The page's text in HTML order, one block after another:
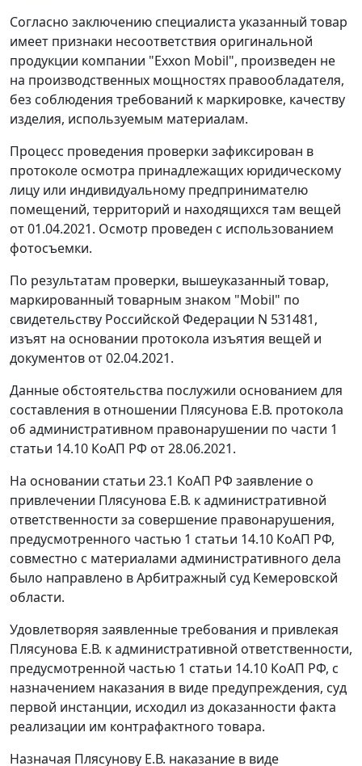
Согласно заключению специалиста указанный товар
имеет признаки несоответствия оригинальной
продукции компании "Exxon Mobil", произведен не
на производственных мощностях правообладателя,
без соблюдения требований к маркировке, качеству
изделия, используемым материалам.
Процесс проведения проверки зафиксирован в
протоколе осмотра принадлежащих юридическому
лицу или индивидуальному предпринимателю
помещений, территорий и находящихся там вещей
от 01.04.2021. Осмотр проведен с использованием
фотосъемки.
По результатам проверки, вышеуказанный товар,
маркированный товарным знаком "Mobil" по
свидетельству Российской Федерации N 531481,
изъят на основании протокола изъятия вещей и
документов от 02.04.2021.
Данные обстоятельства послужили основанием для
составления в отношении Плясунова Е.В. протокола
об административном правонарушении по части 1
статьи 14.10 КоАП РФ от 28.06.2021.
На основании статьи 23.1 КоАП РФ заявление о
привлечении Плясунова Е.В. к административной
ответственности за совершение правонарушения,
предусмотренного частью 1 статьи 14.10 КоАП РФ,
совместно с материалами административного дела
было направлено в Арбитражный суд Кемеровской
области.
Удовлетворяя заявленные требования и привлекая
Плясунова Е.В. к административной ответственности,
предусмотренной частью 1 статьи 14.10 КоАП РФ, с
назначением наказания в виде предупреждения, суд
первой инстанции, исходил из доказанности факта
реализации им контрафактного товара.
Назначая Плясунову Е.В. наказание в виде